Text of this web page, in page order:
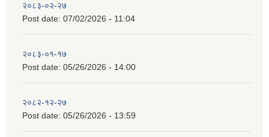
२०८३-०२-२७
Post date: 07/02/2026 - 11:04
२०८३-०१-१७
Post date: 05/26/2026 - 14:00
२०८२-१२-२७
Post date: 05/26/2026 - 13:59